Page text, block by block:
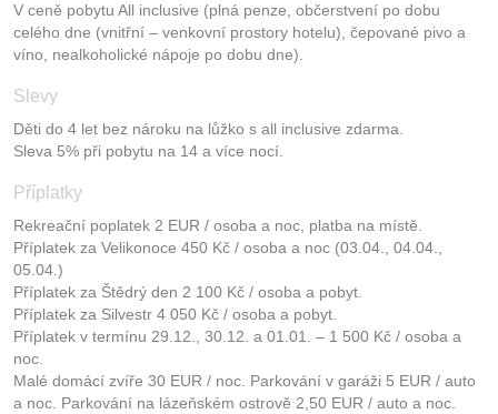
V ceně pobytu All inclusive (plná penze, občerstvení po dobu
celého dne (vnitřní – venkovní prostory hotelu), čepované pivo a
víno, nealkoholické nápoje po dobu dne).
Slevy
Děti do 4 let bez nároku na lůžko s all inclusive zdarma.
Sleva 5% při pobytu na 14 a více nocí.
Příplatky
Rekreační poplatek 2 EUR / osoba a noc, platba na místě.
Příplatek za Velikonoce 450 Kč / osoba a noc (03.04., 04.04.,
05.04.)
Příplatek za Štědrý den 2 100 Kč / osoba a pobyt.
Příplatek za Silvestr 4 050 Kč / osoba a pobyt.
Příplatek v termínu 29.12., 30.12. a 01.01. – 1 500 Kč / osoba a
noc.
Malé domácí zvíře 30 EUR / noc. Parkování v garáži 5 EUR / auto
a noc. Parkování na lázeňském ostrově 2,50 EUR / auto a noc.